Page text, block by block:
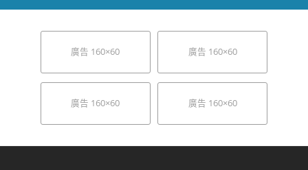
廣告 160×60 廣告 160×60
廣告 160×60 廣告 160×60